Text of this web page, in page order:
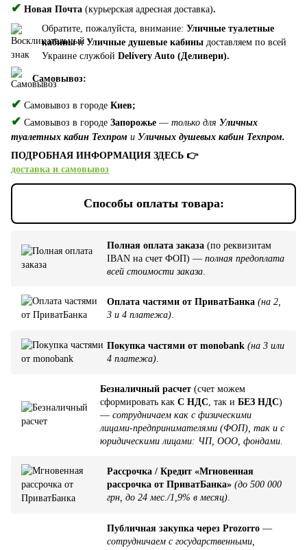
✔ Новая Почта (курьерская адресная доставка).
Обратите, пожалуйста, внимание: Уличные туалетные
кабиныи Уличные душевые кабины доставляем по всей
Украине службой Delivery Auto (Деливери).
Самовывоз:
✔ Самовывоз в городе Киев;
✔ Самовывоз в городе Запорожье — только для Уличных
туалетных кабин Техпром и Уличных душевых кабин Техпром.
ПОДРОБНАЯ ИНФОРМАЦИЯ ЗДЕСЬ 👉
доставка и самовывоз
Способы оплаты товара:
Полная оплата заказа (по реквизитам
IBAN на счет ФОП) — полная предоплата
всей стоимости заказа
Оплата частями от ПриватБанка (на 2,
3 и 4 платежа)
Покупка частями от monobank (на 3 или
4 платежа)
Безналичный расчет (счет можем
сформировать как С НДС , так и БЕЗ НДС)
— сотрудничаем как с физическими
лицами-предпринимателями (ФОП), так и с
юридическими лицами: ЧП, ООО, фондами
Рассрочка / Кредит «Мгновенная
рассрочка от ПриватБанка» (до 500 000
грн, до 24 мес./1,9% в месяц).
Публичная закупка через Prozorro —
сотрудничаем с государственными,